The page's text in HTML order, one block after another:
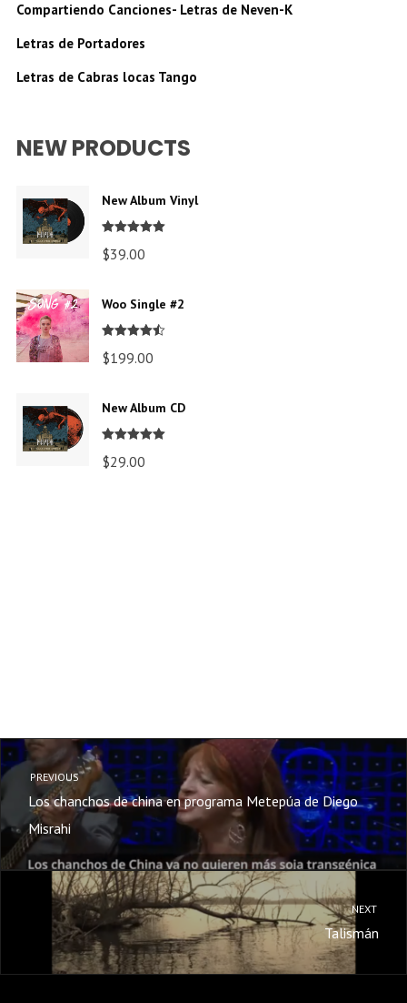
Compartiendo Canciones- Letras de Neven-K
Letras de Portadores
Letras de Cabras locas Tango
NEW PRODUCTS
New Album Vinyl
5.00de 5
$39.00
Woo Single #2
en4.50de
$199.00
New Album CD
5.00de 5
$29.00
PREVIOUS
Los chanchos de china en programa Metepúa de Diego
Misrahi
NEXT
Talismán